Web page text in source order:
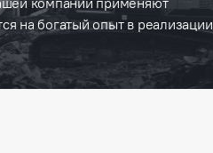
на богатый опыт в реализации